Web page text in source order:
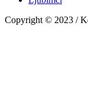
Copyright © 2023 /